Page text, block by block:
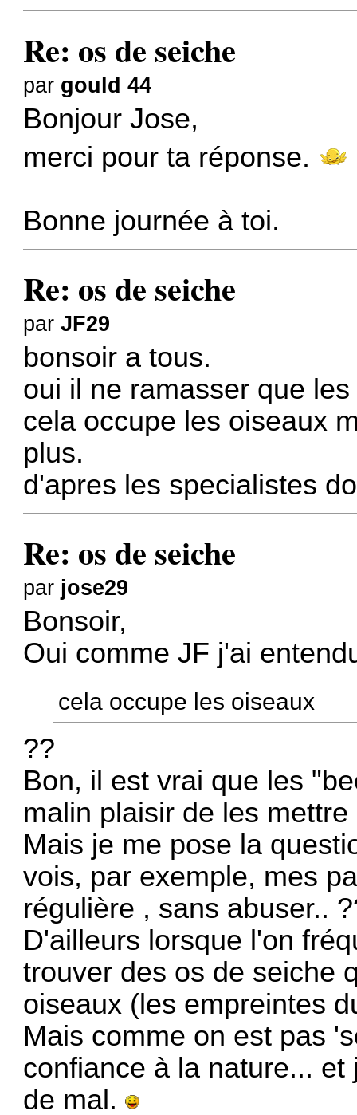
Re: os de seiche
par gould 44
Bonjour Jose,
merci pour ta réponse.
Bonne journée à toi.
Re: os de seiche
parJF29
bonsoir a tous.
oui il ne ramasser que
cela occupe les oiseaux
plus.
d'apres les specialistes
Re: os de seiche
par jose29
Bonsoir,
Oui comme JF j'ai
cela occupe les oiseaux
??
Bon, il est vrai que les
malin plaisir de les
Mais je me pose la
vois, par exemple, mes
régulière , sans abuser..
D'ailleurs lorsque l'on
trouver des os de seiche
oiseaux (les empreintes
Mais comme on est pas
confiance à la nature...
de mal.